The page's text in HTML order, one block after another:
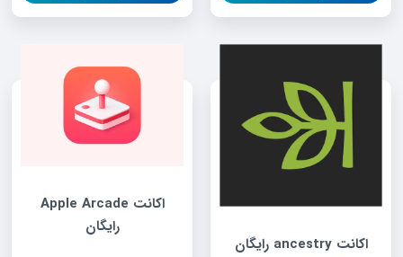
اکانت ancestry رایگان
اکانت Apple Arcade
رایگان